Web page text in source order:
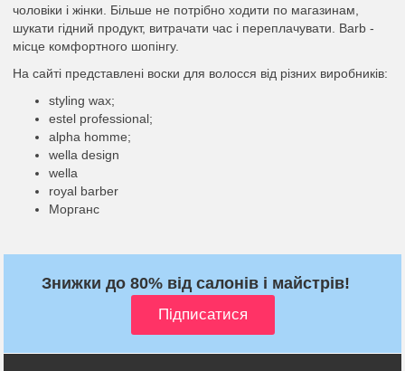
чоловіки і жінки. Більше не потрібно ходити по магазинам,
шукати гідний продукт, витрачати час і переплачувати. Barb -
місце комфортного шопінгу.
На сайті представлені воски для волосся від різних виробників:
styling wax;
estel professional;
alpha homme;
wella design
wella
royal barber
Морганс
Знижки до 80% від салонів і майстрів!